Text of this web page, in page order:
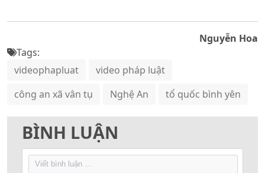
Nguyễn Hoa
Tags:
videophapluat
video pháp luật
công an xã vân tụ
Nghệ An tổ quốc bình yên
BÌNH LUẬN